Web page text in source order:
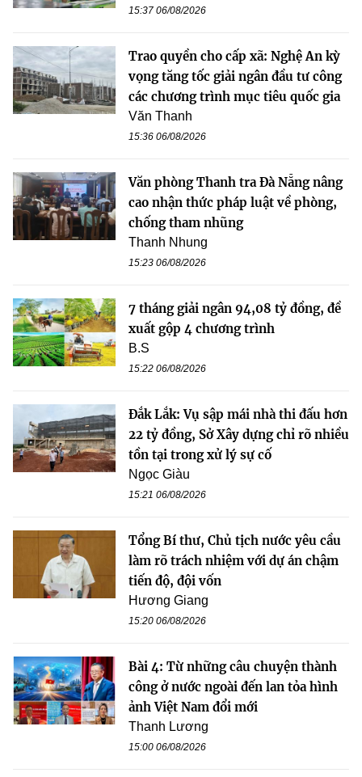
15:37 06/08/2026
Trao quyền cho cấp xã: Nghệ An kỳ
vọng tăng tốc giải ngân đầu tư công
các chương trình mục tiêu quốc gia
Văn Thanh
15:36 06/08/2026
Văn phòng Thanh tra Đà Nẵng nâng
cao nhận thức pháp luật về phòng,
chống tham nhũng
Thanh Nhung
15:23 06/08/2026
7 tháng giải ngân 94,08 tỷ đồng, đề
xuất gộp 4 chương trình
B.S
15:22 06/08/2026
Đắk Lắk: Vụ sập mái nhà thi đấu hơn
22 tỷ đồng, Sở Xây dựng chỉ rõ nhiều
tồn tại trong xử lý sự cố
Ngọc Giàu
15:21 06/08/2026
Tổng Bí thư, Chủ tịch nước yêu cầu
làm rõ trách nhiệm với dự án chậm
tiến độ, đội vốn
Hương Giang
15:20 06/08/2026
Bài 4: Từ những câu chuyện thành
công ở nước ngoài đến lan tỏa hình
ảnh Việt Nam đổi mới
Thanh Lương
15:00 06/08/2026